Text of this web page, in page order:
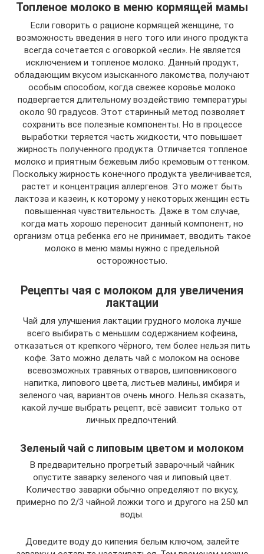
Топленое молоко в меню кормящей мамы
Если говорить о рационе кормящей женщине, то
возможность введения в него того или иного продукта
всегда сочетается с оговоркой «если». Не является
исключением и топленое молоко. Данный продукт,
обладающим вкусом изысканного лакомства, получают
особым способом, когда свежее коровье молоко
подвергается длительному воздействию температуры
около 90 градусов. Этот старинный метод позволяет
сохранить все полезные компоненты. Но в процессе
выработки теряется часть жидкости, что повышает
жирность полученного продукта. Отличается топленое
молоко и приятным бежевым либо кремовым оттенком.
Поскольку жирность конечного продукта увеличивается,
растет и концентрация аллергенов. Это может быть
лактоза и казеин, к которому у некоторых женщин есть
повышенная чувствительность. Даже в том случае,
когда мать хорошо переносит данный компонент, но
организм отца ребенка его не принимает, вводить такое
молоко в меню мамы нужно с предельной
осторожностью.
Рецепты чая с молоком для увеличения
лактации
Чай для улучшения лактации грудного молока лучше
всего выбирать с меньшим содержанием кофеина,
отказаться от крепкого чёрного, тем более нельзя пить
кофе. Зато можно делать чай с молоком на основе
всевозможных травяных отваров, шиповникового
напитка, липового цвета, листьев малины, имбиря и
зеленого чая, вариантов очень много. Нельзя сказать,
какой лучше выбрать рецепт, всё зависит только от
личных предпочтений.
Зеленый чай с липовым цветом и молоком
В предварительно прогретый заварочный чайник
опустите заварку зеленого чая и липовый цвет.
Количество заварки обычно определяют по вкусу,
примерно по 2/3 чайной ложки того и другого на 250 мл
воды.
Доведите воду до кипения белым ключом, залейте